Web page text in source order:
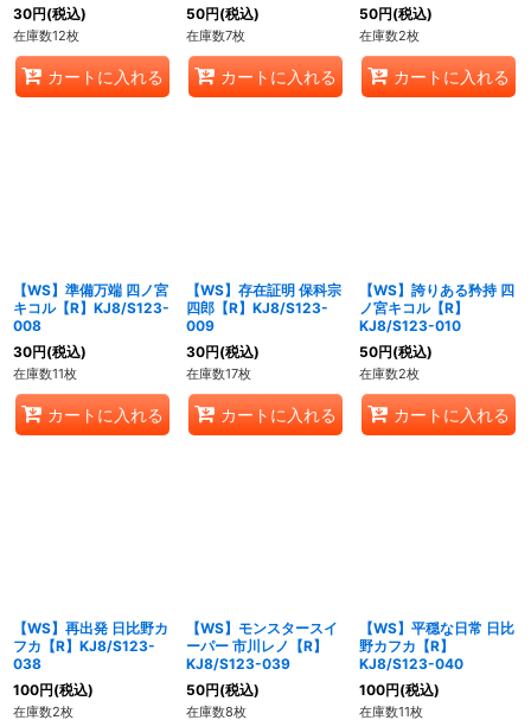
30円(税込)
在庫数12枚
カートに入れる
50円(税込)
在庫数7枚
カートに入れる
50円(税込)
在庫数2枚
カートに入れる
【WS】準備万端 四ノ宮
キコル【R】KJ8/S123-
008
30円(税込)
在庫数11枚
カートに入れる
【WS】存在証明 保科宗
四郎【R】KJ8/S123-
009
30円(税込)
在庫数17枚
カートに入れる
【WS】誇りある矜持 四
ノ宮キコル【R】
KJ8/S123-010
50円(税込)
在庫数2枚
カートに入れる
【WS】再出発 日比野カ
フカ【R】KJ8/S123-
038
100円(税込)
在庫数2枚
【WS】モンスタースイ
ーパー 市川レノ【R】
KJ8/S123-039
50円(税込)
在庫数8枚
【WS】平穏な日常 日比
野カフカ【R】
KJ8/S123-040
100円(税込)
在庫数11枚